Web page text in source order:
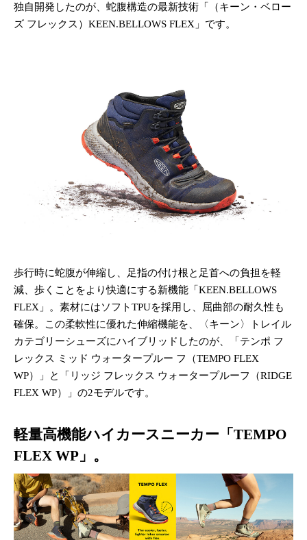
独自開発したのが、蛇腹構造の最新技術「（キーン・ベロー
ズ フレックス）KEEN.BELLOWS FLEX」です。
歩行時に蛇腹が伸縮し、足指の付け根と足首への負担を軽
減、歩くことをより快適にする新機能「KEEN.BELLOWS
FLEX」。素材にはソフトTPUを採用し、屈曲部の耐久性も
確保。この柔軟性に優れた伸縮機能を、〈キーン〉トレイル
カテゴリーシューズにハイブリッドしたのが、「テンポ フ
レックス ミッド ウォータープルー フ（TEMPO FLEX
WP）」と「リッジ フレックス ウォータープルーフ（RIDGE
FLEX WP）」の2モデルです。
軽量高機能ハイカースニーカー「TEMPO
FLEX WP」。